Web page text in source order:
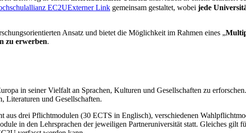
EC2UExterner Link gemeinsam gestaltet, wobei jede
Ansatz und bietet die Möglichkeit im Rahmen eines „
zu erwerben.
in seiner Vielfalt an Sprachen, Kulturen und Gesellschaften zu
Literaturen und Gesellschaften.
aus drei Pflichtmodulen (30 ECTS in Englisch), verschiedenen
in den Lehrsprachen der jeweiligen Partneruniversität statt. Gleiches gilt